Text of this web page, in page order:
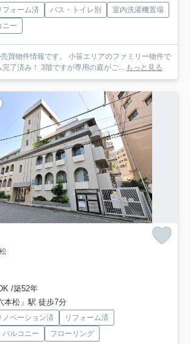
フォーム済 バス・トイレ別
室内洗濯機置場
ニー
買物件情報です。 小笹エリアのファミリー物件で
了済み！ 3階ですが専用の庭がご... もっと見る
/築52年
本松」駅 徒歩7分
ノベーション済
リフォーム済
バルコニー フローリング